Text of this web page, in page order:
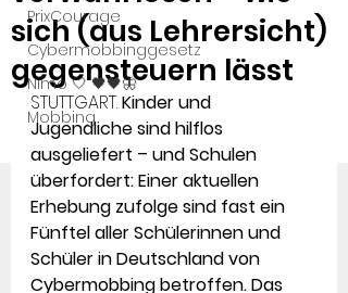
PrixCourage
Cybermobbinggesetz
Nimo 🤍 🖤🖤🦋
Mobbing
sich (aus Lehrersicht)
gegensteuern lässt
STUTTGART. Kinder und
Jugendliche sind hilflos
ausgeliefert – und Schulen
überfordert: Einer aktuellen
Erhebung zufolge sind fast ein
Fünftel aller Schülerinnen und
Schüler in Deutschland von
Cybermobbing betroffen. Das